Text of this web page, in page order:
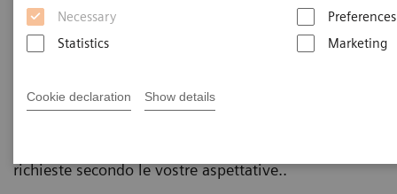
Necessary
Preferences
Statistics
Marketing
Cookie declaration Show details
Siemens Healthcare Diagnostics ringrazia per la
richiesta di informazioni.
obbligatori.
Preghiamo di compilare tutti i campi richiesti, in
richieste secondo le vostre aspettative..